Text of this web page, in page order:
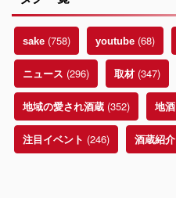
sake (758) youtube (68)
ニュース (296) 取材 (347)
地域の愛され酒蔵 (352) 地酒
注目イベント (246) 酒蔵紹介